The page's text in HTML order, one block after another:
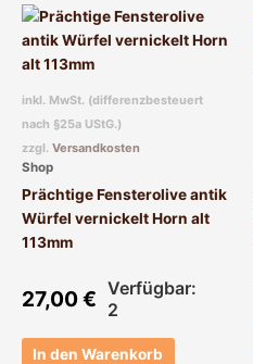
inkl. MwSt. (differenzbesteuert
nach §25a UStG.)
zzgl. Versandkosten
Shop
Prächtige Fensterolive antik
Würfel vernickelt Horn alt
113mm
27,00€ Verfügbar:
2
In den Warenkorb